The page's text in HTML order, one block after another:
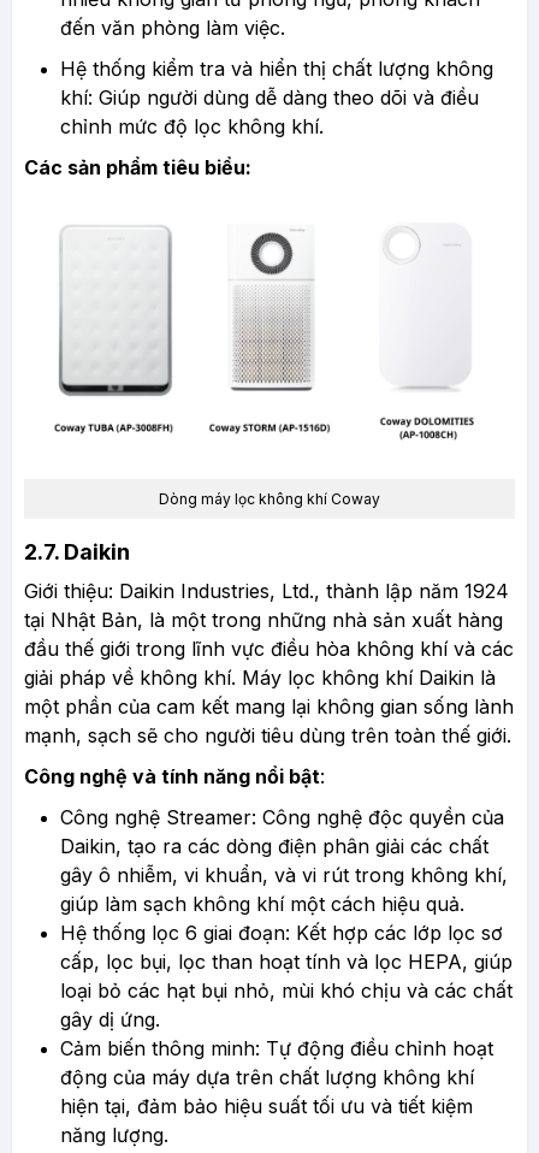
đến văn phòng làm việc.
Hệ thống kiểm tra và hiển thị chất lượng không
khí: Giúp người dùng dễ dàng theo dõi và điều
chỉnh mức độ lọc không khí.
Các sản phẩm tiêu biểu:
Dòng máy lọc không khí Coway
2.7. Daikin
Giới thiệu: Daikin Industries, Ltd., thành lập năm 1924
tại Nhật Bản, là một trong những nhà sản xuất hàng
đầu thế giới trong lĩnh vực điều hòa không khí và các
giải pháp về không khí. Máy lọc không khí Daikin là
một phần của cam kết mang lại không gian sống lành
mạnh, sạch sẽ cho người tiêu dùng trên toàn thế giới.
Công nghệ và tính năng nổi bật:
Công nghệ Streamer: Công nghệ độc quyền của
Daikin, tạo ra các dòng điện phân giải các chất
gây ô nhiễm, vi khuẩn, và vi rút trong không khí,
giúp làm sạch không khí một cách hiệu quả.
Hệ thống lọc 6 giai đoạn: Kết hợp các lớp lọc sơ
cấp, lọc bụi, lọc than hoạt tính và lọc HEPA, giúp
loại bỏ các hạt bụi nhỏ, mùi khó chịu và các chất
gây dị ứng.
Cảm biến thông minh: Tự động điều chỉnh hoạt
động của máy dựa trên chất lượng không khí
hiện tại, đảm bảo hiệu suất tối ưu và tiết kiệm
năng lượng.